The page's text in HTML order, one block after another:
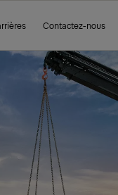
Contactez-nous